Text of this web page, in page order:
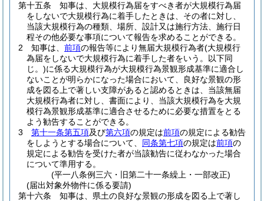
第十五条
知事は、大規模行為届をすべき者が大規模行為届
をしないで大規模行為に着手したときは、その者に対し、
当該大規模行為の種類、場所、設計又は施行方法、施行日
程その他必要な事項について報告を求めることができる。
2
知事は、 前項の報告等により無届大規模行為者(大規模行
為届をしないで大規模行為に着手した者をいう。以下同
じ。)に係る大規模行為が大規模行為景観形成基準に適合し
ないことが明らかになった場合において、良好な景観の形
成を図る上で著しい支障があると認めるときは、当該無届
大規模行為者に対し、書面により、当該大規模行為を大規
模行為景観形成基準に適合させるために必要な措置をとる
よう勧告することができる。
3
第十一条第五項及び第六項の規定は前項の規定による勧告
をしようとする場合について、 同条第七項の規定は前項の
規定による勧告を受けた者が当該勧告に従わなかった場合
について準用する。
(平一八条例三六・旧第二十一条繰上・一部改正)
(届出対象外物件に係る要請)
第十六条
知事は、県土の良好な景観の形成を図る上で著し